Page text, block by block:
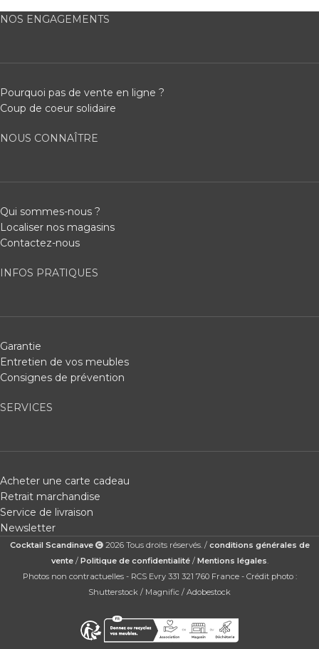
NOS ENGAGEMENTS
Pourquoi pas de vente en ligne ?
Coup de coeur solidaire
NOUS CONNAÎTRE
Qui sommes-nous ?
Localiser nos magasins
Contactez-nous
INFOS PRATIQUES
Garantie
Entretien de vos meubles
Consignes de prévention
SERVICES
Acheter une carte cadeau
Retrait marchandise
Service de livraison
Newsletter
Cocktail Scandinave 2026 Tous droits réservés. / conditions générales de
vente/ Politique de confidentialité/ Mentions légales.
Photos non contractuelles - RCS Evry 331 321 760 France - Crédit photo :
Shutterstock / Magnific / Adobestock